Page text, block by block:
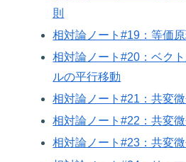
則
相対論ノート#19：等価
相対論ノート#20：ベク
ルの平行移動
相対論ノート#21：共変
相対論ノート#22：共変
相対論ノート#23：共変